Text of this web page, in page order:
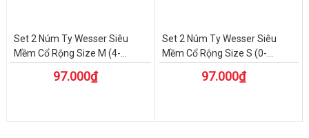
Set 2 Núm Ty Wesser Siêu
Mềm Cổ Rộng Size M (4-...
97.000₫
Set 2 Núm Ty Wesser Siêu
Mềm Cổ Rộng Size S (0-...
97.000₫